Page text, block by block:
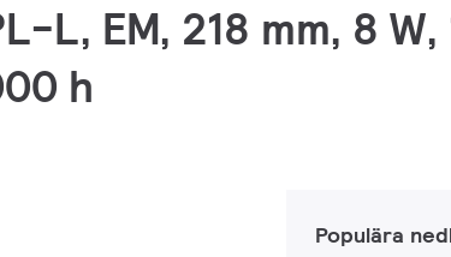
L, EM, 218 mm, 8
h
Populära